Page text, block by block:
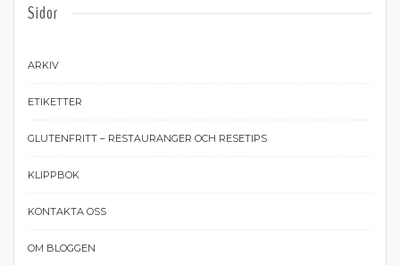
Sidor
ARKIV
ETIKETTER
GLUTENFRITT – RESTAURANGER OCH RESETIPS
KLIPPBOK
KONTAKTA OSS
OM BLOGGEN